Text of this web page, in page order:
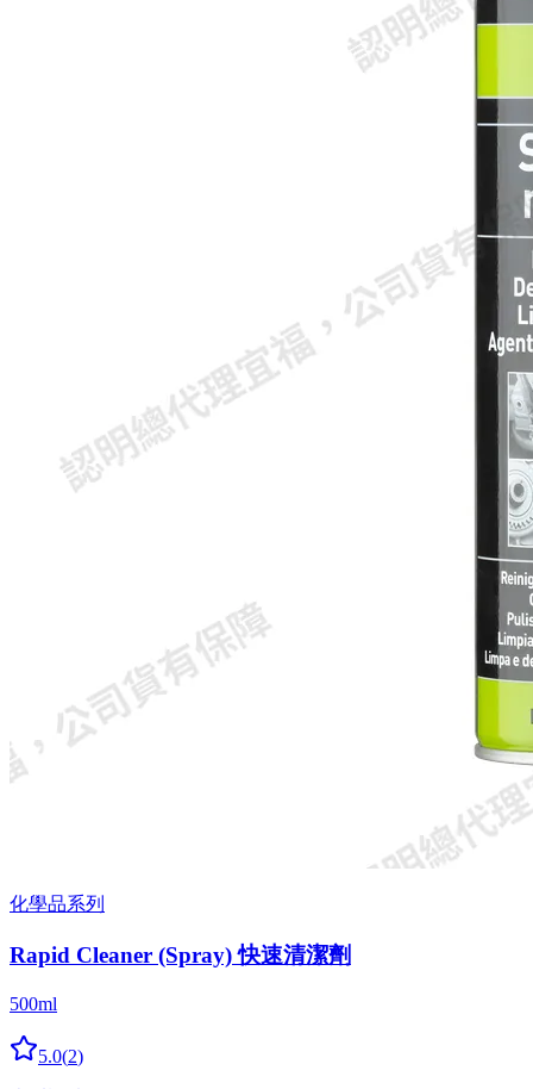
化學品系列
Rapid Cleaner (Spray) 快速清潔劑
500ml
5.0(2)